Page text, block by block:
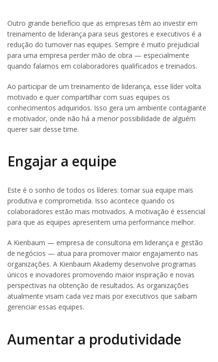
Outro grande benefício que as empresas têm ao investir em
treinamento de liderança para seus gestores e executivos é a
redução do turnover nas equipes. Sempre é muito prejudicial
para uma empresa perder mão de obra — especialmente
quando falamos em colaboradores qualificados e treinados.
Ao participar de um treinamento de liderança, esse líder volta
motivado e quer compartilhar com suas equipes os
conhecimentos adquiridos. Isso gera um ambiente contagiante
e motivador, onde não há a menor possibilidade de alguém
querer sair desse time.
Engajar a equipe
Este é o sonho de todos os líderes: tornar sua equipe mais
produtiva e comprometida. Isso acontece quando os
colaboradores estão mais motivados. A motivação é essencial
para que as equipes apresentem uma performance melhor.
A Kienbaum — empresa de consultoria em liderança e gestão
de negócios — atua para promover maior engajamento nas
organizações. A Kienbaum Akademy desenvolve programas
únicos e inovadores promovendo maior inspiração e novas
perspectivas na obtenção de resultados. As organizações
atualmente visam cada vez mais por executivos que saibam
gerenciar essas equipes.
Aumentar a produtividade